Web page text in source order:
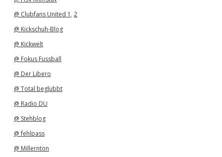
@ Clubfans United 1 , 2
@ Kickschuh-Blog
@ Kickwelt
@ Fokus Fussball
@ Der Libero
@ Total beglubbt
@ Radio DU
@ Stehblog
@ fehlpass
@ Millernton